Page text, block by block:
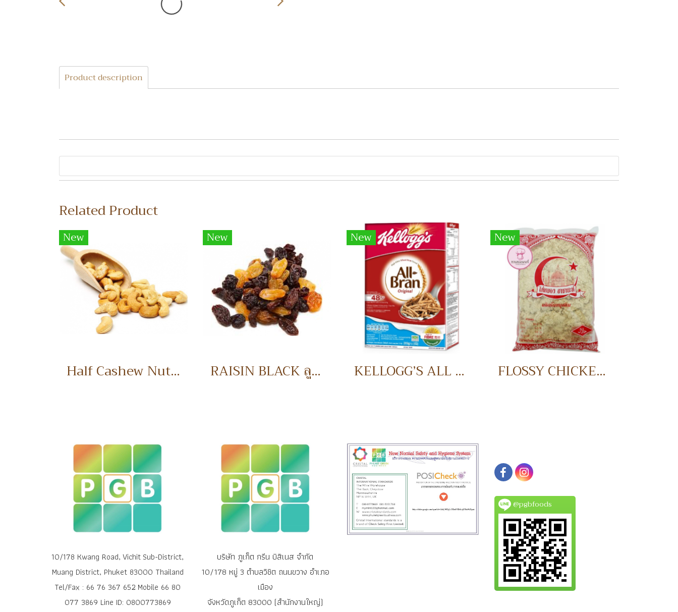
Product description
Related Product
New
Half Cashew Nuts เม็ดมะม่วงหิมพานต์แบ่งครึ่ง
New
RAISIN BLACK ลูกเกดดำ
New
KELLOGG’S ALL BRAN อาหารเช้า
New
FLOSSY CHICKEN 1 KG. ไก่หยอง
10/178 Kwang Road, Vichit Sub-District,
Muang District, Phuket 83000 Thailand
Tel/Fax : 66 76 367 652 Mobile 66 80
077 3869 Line ID: 0800773869
บริษัท ภูเก็ต กรีน บิสิเนส จำกัด
10/178 หมู่ 3 ตำบลวิชิต ถนนขวาง อำเภอ
เมือง
จังหวัดภูเก็ต 83000 (สำนักงานใหญ่)
@pgbfoods